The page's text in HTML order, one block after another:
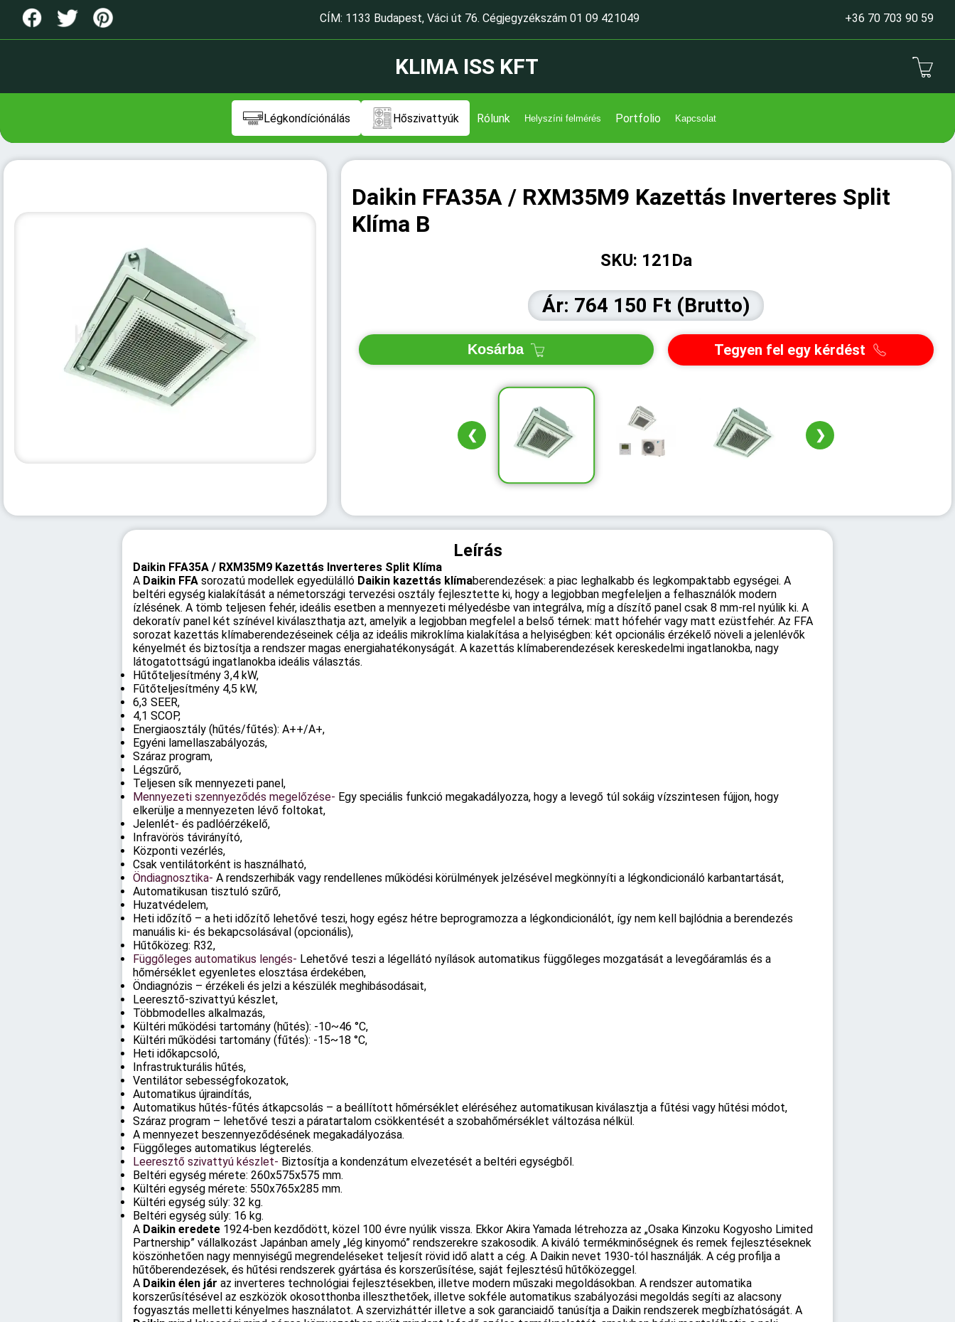
CÍM: 1133 Budapest, Váci út 76. Cégjegyzékszám 01 09 421049 +36 70 703 90 59
KLIMA ISS KFT
Légkondíciónálás Hőszivattyúk Rólunk Helyszíni felmérés Portfolio Kapcsolat
Daikin FFA35A / RXM35M9 Kazettás Inverteres Split
Klíma B
SKU: 121Da
Ár: 764 150 Ft (Brutto)
Kosárba Tegyen fel egy kérdést
❮ ❯
Leírás
Daikin FFA35A / RXM35M9 Kazettás Inverteres Split Klíma
A Daikin FFAsorozatú modellek egyedülállóDaikin kazettás klímaberendezések: a piac leghalkabb és legkompaktabb egységei. A
beltéri egység kialakítását a németországi tervezési osztály fejlesztette ki, hogy a legjobban megfeleljen a felhasználók modern
ízlésének. A tömb teljesen fehér, ideális esetben a mennyezeti mélyedésbe van integrálva, míg a díszítő panel csak 8 mm-rel nyúlik ki. A
dekoratív panel két színével kiválaszthatja azt, amelyik a legjobban megfelel a belső térnek: matt hófehér vagy matt ezüstfehér. Az FFA
sorozat kazettás klímaberendezéseinek célja az ideális mikroklíma kialakítása a helyiségben: két opcionális érzékelő növeli a jelenlévők
kényelmét és biztosítja a rendszer magas energiahatékonyságát. A kazettás klímaberendezések kereskedelmi ingatlanokba, nagy
látogatottságú ingatlanokba ideális választás.
Hűtőteljesítmény 3,4 kW,
Fűtőteljesítmény 4,5 kW,
6,3 SEER,
4,1 SCOP,
Energiaosztály (hűtés/fűtés): A++/A+,
Egyéni lamellaszabályozás,
Száraz program,
Légszűrő,
Teljesen sík mennyezeti panel,
Mennyezeti szennyeződés megelőzése- Egy speciális funkció megakadályozza, hogy a levegő túl sokáig vízszintesen fújjon, hogy
elkerülje a mennyezeten lévő foltokat,
Jelenlét- és padlóérzékelő,
Infravörös távirányító,
Központi vezérlés,
Csak ventilátorként is használható,
Öndiagnosztika- A rendszerhibák vagy rendellenes működési körülmények jelzésével megkönnyíti a légkondicionáló karbantartását,
Automatikusan tisztuló szűrő,
Huzatvédelem,
Heti időzítő – a heti időzítő lehetővé teszi, hogy egész hétre beprogramozza a légkondicionálót, így nem kell bajlódnia a berendezés
manuális ki- és bekapcsolásával (opcionális),
Hűtőközeg: R32,
Függőleges automatikus lengés- Lehetővé teszi a légellátó nyílások automatikus függőleges mozgatását a levegőáramlás és a
hőmérséklet egyenletes elosztása érdekében,
Öndiagnózis – érzékeli és jelzi a készülék meghibásodásait,
Leeresztő-szivattyú készlet,
Többmodelles alkalmazás,
Kültéri működési tartomány (hűtés): -10~46 °C,
Kültéri működési tartomány (fűtés): -15~18 °C,
Heti időkapcsoló,
Infrastrukturális hűtés,
Ventilátor sebességfokozatok,
Automatikus újraindítás,
Automatikus hűtés-fűtés átkapcsolás – a beállított hőmérséklet eléréséhez automatikusan kiválasztja a fűtési vagy hűtési módot,
Száraz program – lehetővé teszi a páratartalom csökkentését a szobahőmérséklet változása nélkül.
A mennyezet beszennyeződésének megakadályozása.
Függőleges automatikus légterelés.
Leeresztő szivattyú készlet- Biztosítja a kondenzátum elvezetését a beltéri egységből.
Beltéri egység mérete: 260x575x575 mm.
Kültéri egység mérete: 550x765x285 mm.
Kültéri egység súly: 32 kg.
Beltéri egység súly: 16 kg.
A Daikin eredete1924-ben kezdődött, közel 100 évre nyúlik vissza. Ekkor Akira Yamada létrehozza az „Osaka Kinzoku Kogyosho Limited
Partnership” vállalkozást Japánban amely „lég kinyomó” rendszerekre szakosodik. A kiváló termékminőségnek és remek fejlesztéseknek
köszönhetően nagy mennyiségű megrendeléseket teljesít rövid idő alatt a cég. A Daikin nevet 1930-tól használják. A cég profilja a
hűtőberendezések, és hűtési rendszerek gyártása és korszerűsítése, saját fejlesztésű hűtőközeggel.
A Daikin élen jár az inverteres technológiai fejlesztésekben, illetve modern műszaki megoldásokban. A rendszer automatika
korszerűsítésével az eszközök okosotthonba illeszthetőek, illetve sokféle automatikus szabályozási megoldás segíti az alacsony
fogyasztás melletti kényelmes használatot. A szervizháttér illetve a sok garanciaidő tanúsítja a Daikin rendszerek megbízhatóságát. A